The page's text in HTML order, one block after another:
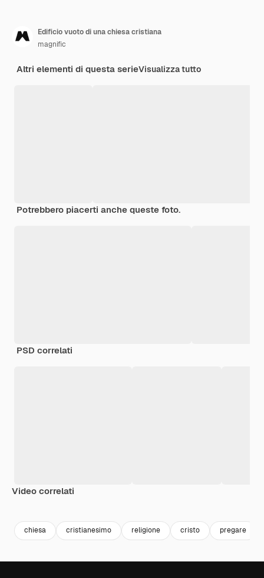
Edificio vuoto di una chiesa cristiana
magnific
Altri elementi di questa serieVisualizza tutto
Potrebbero piacerti anche queste foto.
PSD correlati
Video correlati
chiesa cristianesimo religione cristo pregare